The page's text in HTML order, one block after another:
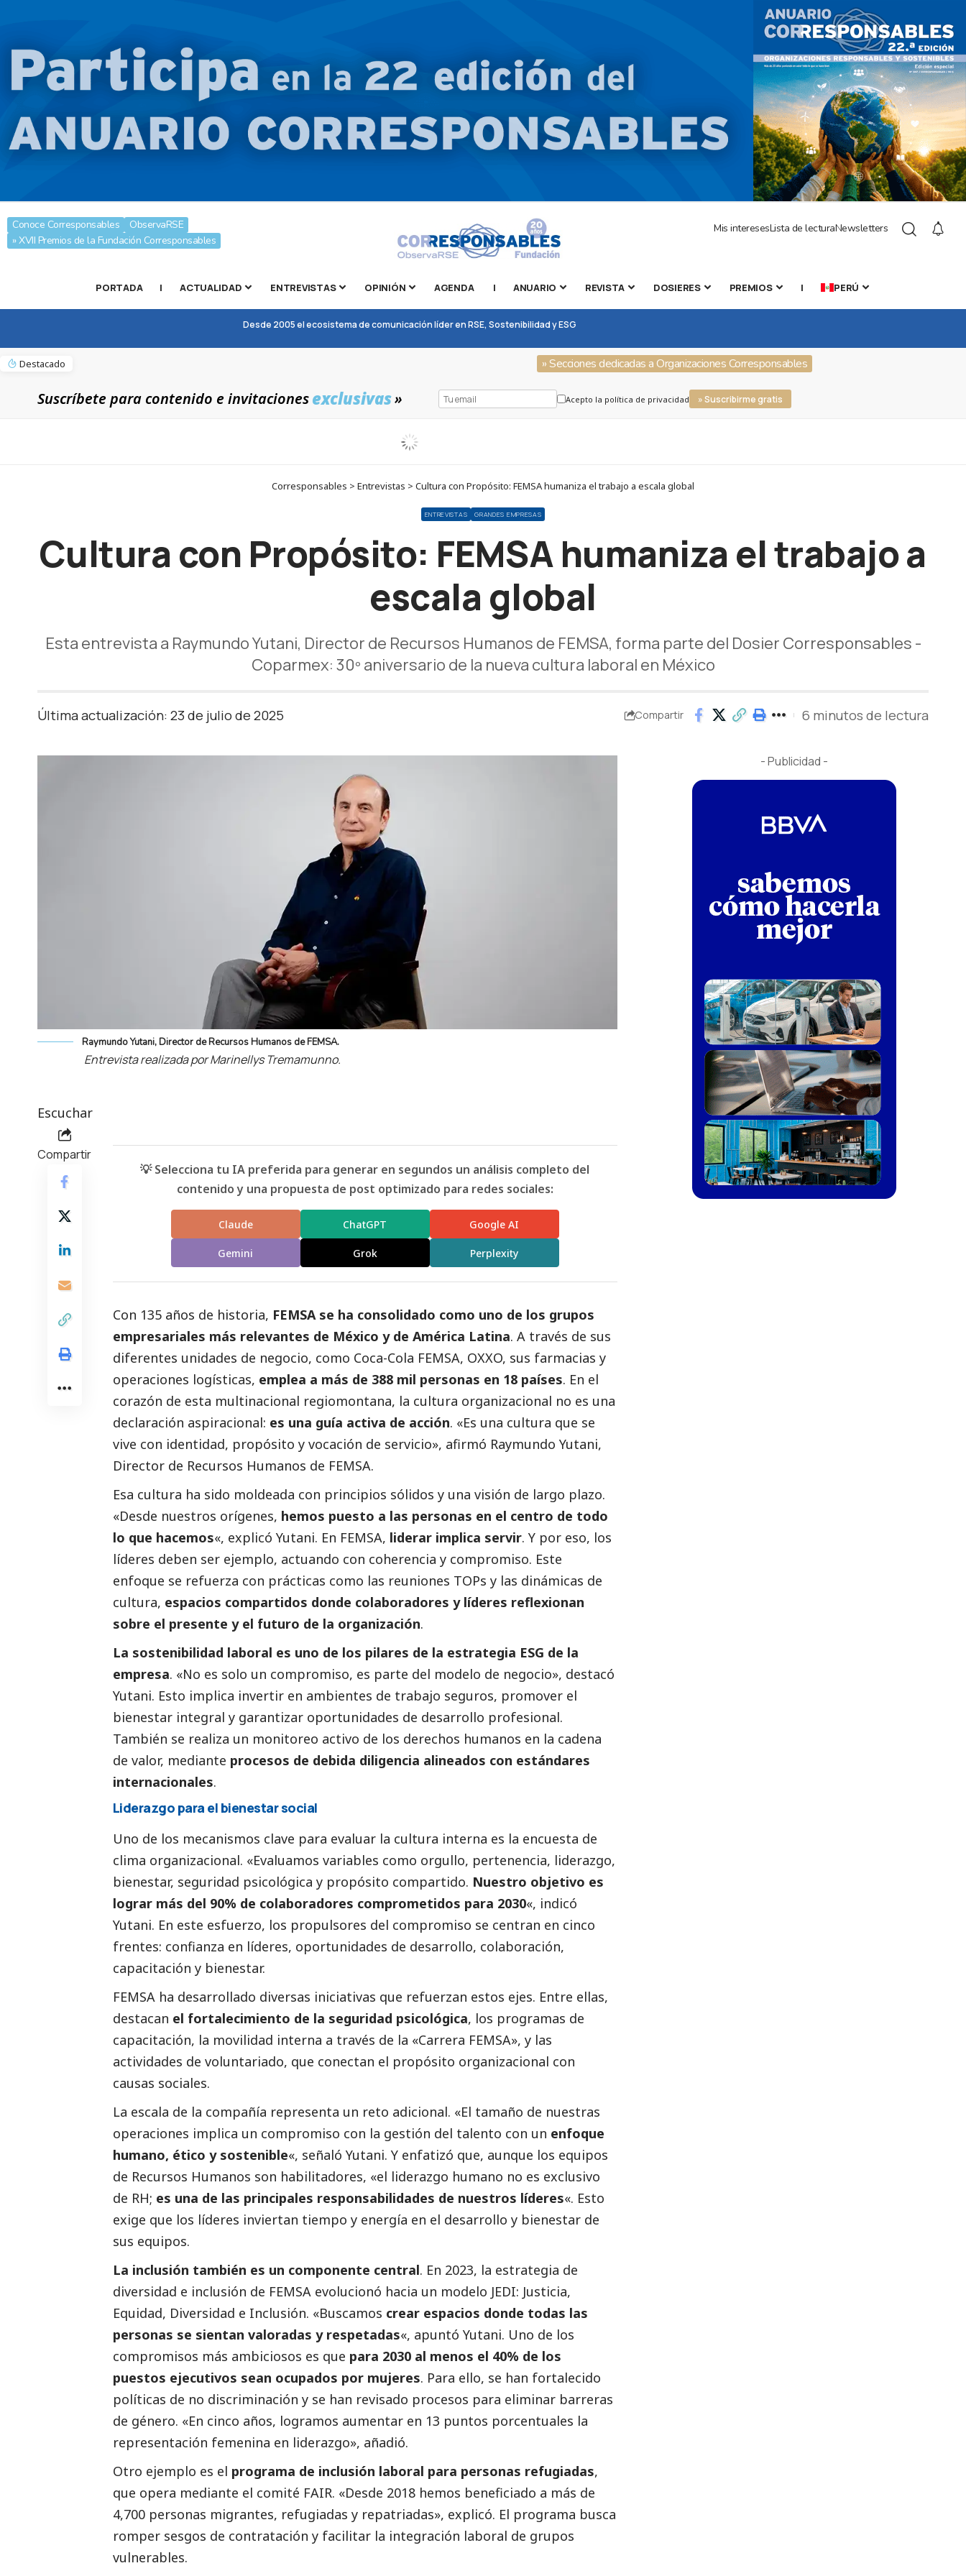
Conoce Corresponsables
ObservaRSE
» XVII Premios de la Fundación Corresponsables
Mis interesesLista de lecturaNewsletters
PORTADA | ACTUALIDAD ENTREVISTAS OPINIÓN AGENDA | ANUARIO REVISTA DOSIERES PREMIOS | PERÚ
Desde 2005 el ecosistema de comunicación líder en RSE, Sostenibilidad y ESG
Destacado » Secciones dedicadas a Organizaciones Corresponsables
Suscríbete para contenido e invitacionesexclusivas» Acepto la política de privacidad » Suscribirme gratis
Corresponsables > Entrevistas > Cultura con Propósito: FEMSA humaniza el trabajo a escala global
ENTREVISTAS GRANDES EMPRESAS
Cultura con Propósito: FEMSA humaniza el trabajo a
escala global
Esta entrevista a Raymundo Yutani, Director de Recursos Humanos de FEMSA, forma parte del Dosier Corresponsables -
Coparmex: 30º aniversario de la nueva cultura laboral en México
Última actualización: 23 de julio de 2025 Compartir 6 minutos de lectura
Raymundo Yutani, Director de Recursos Humanos de FEMSA.
Entrevista realizada por Marinellys Tremamunno.
Escuchar
Compartir
💡 Selecciona tu IA preferida para generar en segundos un análisis completo del
contenido y una propuesta de post optimizado para redes sociales:
Claude ChatGPT Google AI
Gemini Grok Perplexity
Con 135 años de historia, FEMSA se ha consolidado como uno de los grupos
empresariales más relevantes de México y de América Latina. A través de sus
diferentes unidades de negocio, como Coca-Cola FEMSA, OXXO, sus farmacias y
operaciones logísticas, emplea a más de 388 mil personas en 18 países. En el
corazón de esta multinacional regiomontana, la cultura organizacional no es una
declaración aspiracional: es una guía activa de acción. «Es una cultura que se
vive con identidad, propósito y vocación de servicio», afirmó Raymundo Yutani,
Director de Recursos Humanos de FEMSA.
Esa cultura ha sido moldeada con principios sólidos y una visión de largo plazo.
«Desde nuestros orígenes, hemos puesto a las personas en el centro de todo
lo que hacemos«, explicó Yutani. En FEMSA, liderar implica servir. Y por eso, los
líderes deben ser ejemplo, actuando con coherencia y compromiso. Este
enfoque se refuerza con prácticas como las reuniones TOPs y las dinámicas de
cultura, espacios compartidos donde colaboradores y líderes reflexionan
sobre el presente y el futuro de la organización.
La sostenibilidad laboral es uno de los pilares de la estrategia ESG de la
empresa. «No es solo un compromiso, es parte del modelo de negocio», destacó
Yutani. Esto implica invertir en ambientes de trabajo seguros, promover el
bienestar integral y garantizar oportunidades de desarrollo profesional.
También se realiza un monitoreo activo de los derechos humanos en la cadena
de valor, mediante procesos de debida diligencia alineados con estándares
internacionales.
Liderazgo para el bienestarsocial
Uno de los mecanismos clave para evaluar la cultura interna es la encuesta de
clima organizacional. «Evaluamos variables como orgullo, pertenencia, liderazgo,
bienestar, seguridad psicológica y propósito compartido. Nuestro objetivo es
lograr más del 90% de colaboradores comprometidos para 2030«, indicó
Yutani. En este esfuerzo, los propulsores del compromiso se centran en cinco
frentes: confianza en líderes, oportunidades de desarrollo, colaboración,
capacitación y bienestar.
FEMSA ha desarrollado diversas iniciativas que refuerzan estos ejes. Entre ellas,
destacan el fortalecimiento de la seguridad psicológica, los programas de
capacitación, la movilidad interna a través de la «Carrera FEMSA», y las
actividades de voluntariado, que conectan el propósito organizacional con
causas sociales.
La escala de la compañía representa un reto adicional. «El tamaño de nuestras
operaciones implica un compromiso con la gestión del talento con un enfoque
humano, ético y sostenible«, señaló Yutani. Y enfatizó que, aunque los equipos
de Recursos Humanos son habilitadores, «el liderazgo humano no es exclusivo
de RH; es una de las principales responsabilidades de nuestros líderes«. Esto
exige que los líderes inviertan tiempo y energía en el desarrollo y bienestar de
sus equipos.
La inclusión también es un componente central. En 2023, la estrategia de
diversidad e inclusión de FEMSA evolucionó hacia un modelo JEDI: Justicia,
Equidad, Diversidad e Inclusión. «Buscamos crear espacios donde todas las
personas se sientan valoradas y respetadas«, apuntó Yutani. Uno de los
compromisos más ambiciosos es que para 2030 al menos el 40% de los
puestos ejecutivos sean ocupados por mujeres. Para ello, se han fortalecido
políticas de no discriminación y se han revisado procesos para eliminar barreras
de género. «En cinco años, logramos aumentar en 13 puntos porcentuales la
representación femenina en liderazgo», añadió.
Otro ejemplo es el programa de inclusión laboral para personas refugiadas,
que opera mediante el comité FAIR. «Desde 2018 hemos beneficiado a más de
4,700 personas migrantes, refugiadas y repatriadas», explicó. El programa busca
romper sesgos de contratación y facilitar la integración laboral de grupos
vulnerables.
- Publicidad -